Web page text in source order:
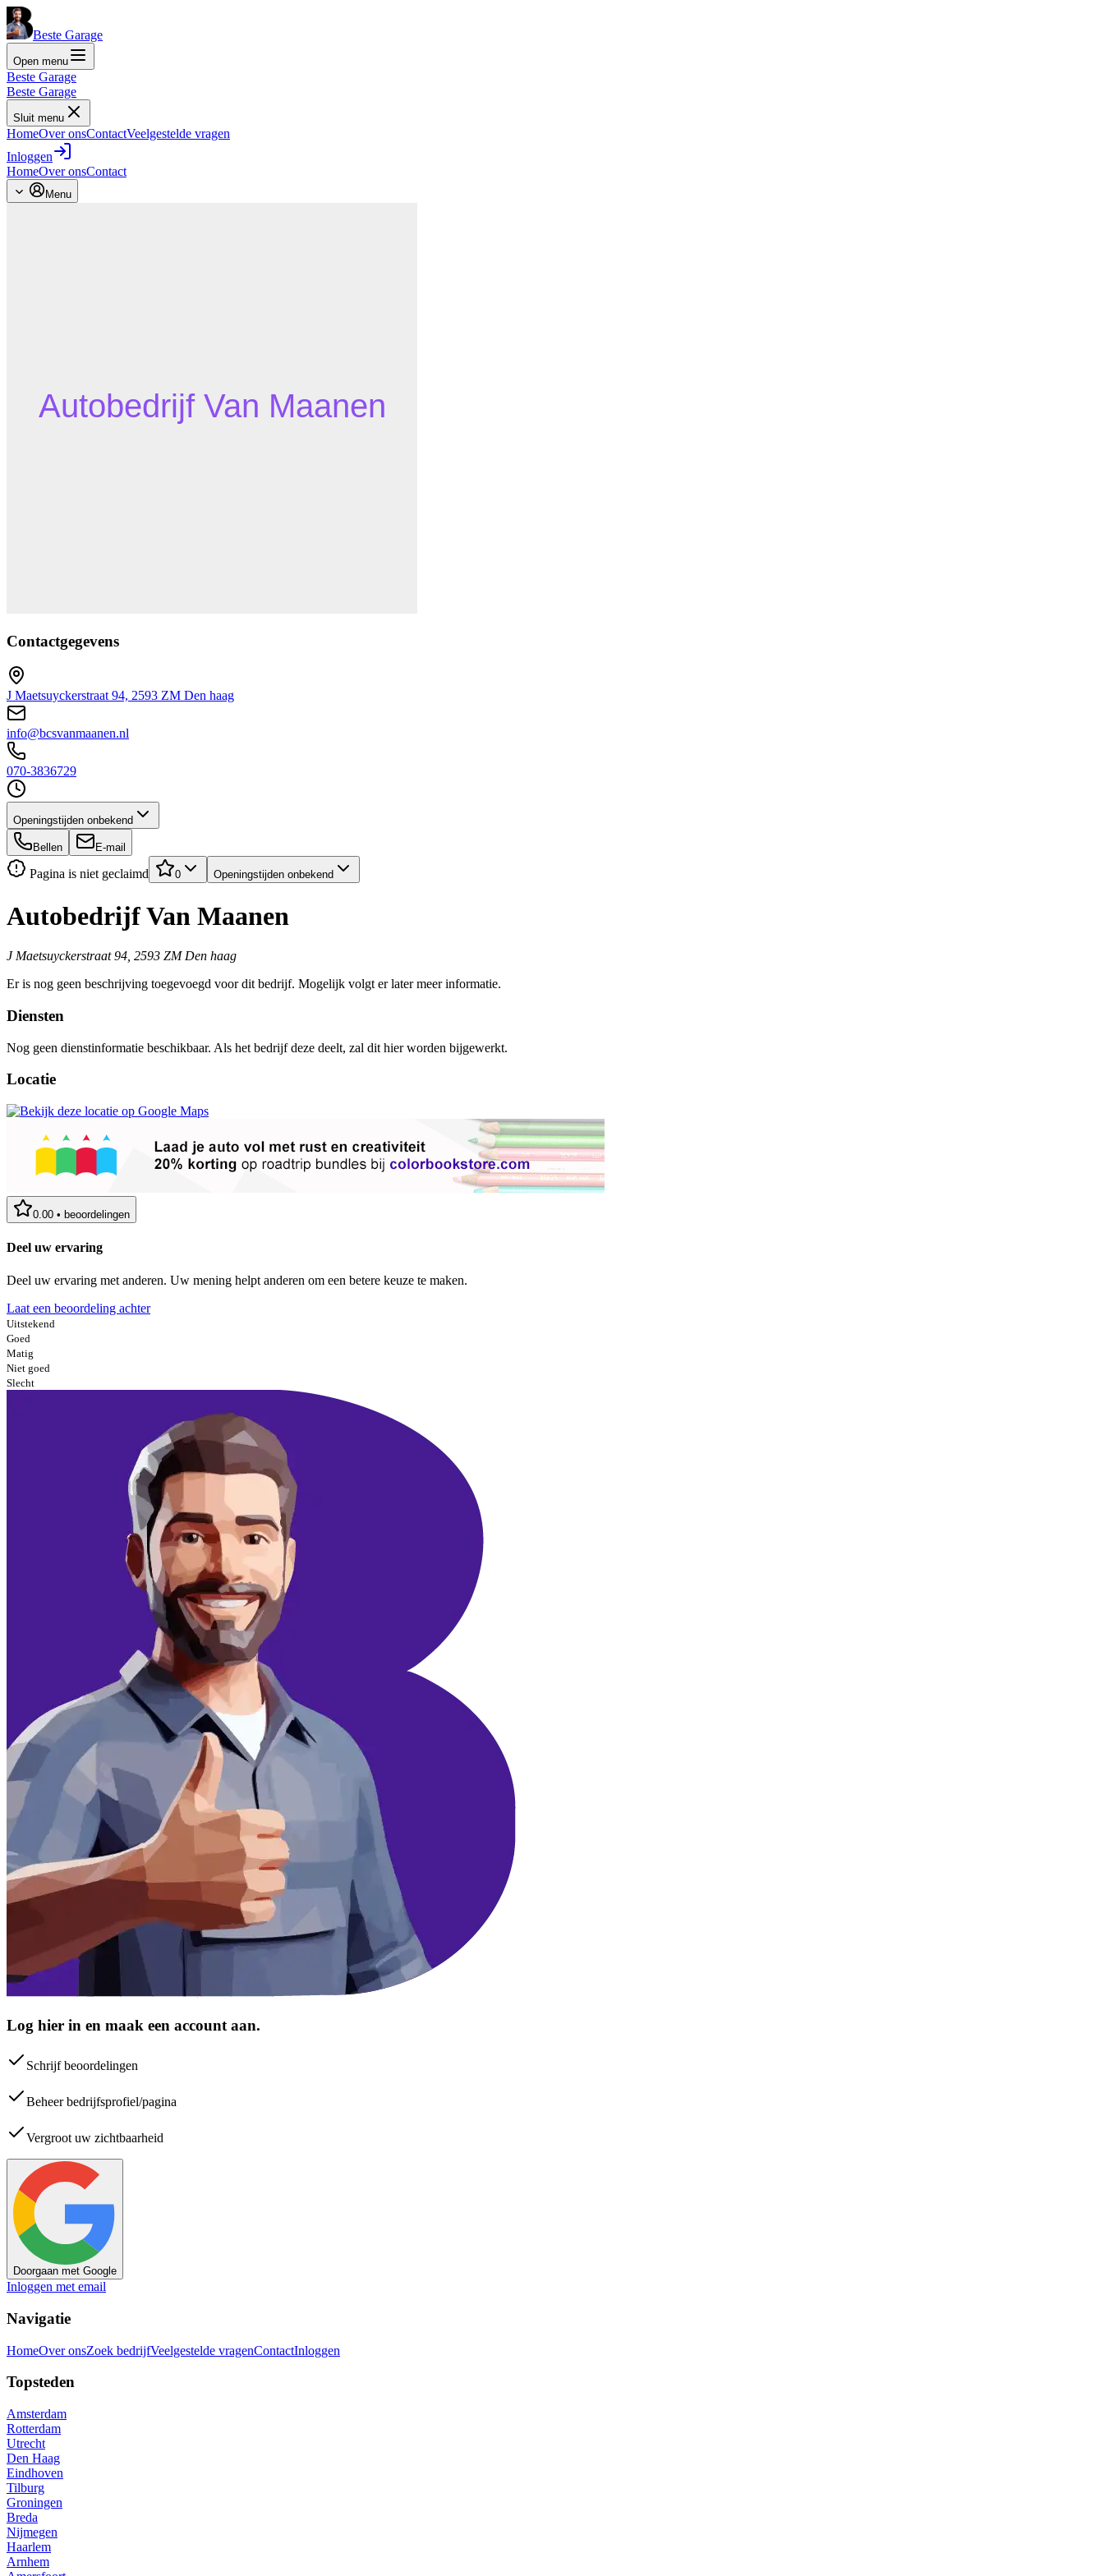
Beste Garage
Open menu
Beste Garage
Beste Garage
Sluit menu
HomeOver onsContactVeelgestelde vragen
Inloggen
HomeOver onsContact
Menu
Contactgegevens
J Maetsuyckerstraat 94, 2593 ZM Den haag
info@bcsvanmaanen.nl
070-3836729
Openingstijden onbekend
Bellen E-mail
Pagina is niet geclaimd 0 Openingstijden onbekend
Autobedrijf Van Maanen
J Maetsuyckerstraat 94, 2593 ZM Den haag
Er is nog geen beschrijving toegevoegd voor dit bedrijf. Mogelijk volgt er later meer informatie.
Diensten
Nog geen dienstinformatie beschikbaar. Als het bedrijf deze deelt, zal dit hier worden bijgewerkt.
Locatie
0.00 • beoordelingen
Deel uw ervaring
Deel uw ervaring met anderen. Uw mening helpt anderen om een betere keuze te maken.
Laat een beoordeling achter
Uitstekend
Goed
Matig
Niet goed
Slecht
Log hier in en maak een account aan.
Schrijf beoordelingen
Beheer bedrijfsprofiel/pagina
Vergroot uw zichtbaarheid
Doorgaan met Google
Inloggen met email
Navigatie
HomeOver onsZoek bedrijfVeelgestelde vragenContactInloggen
Topsteden
Amsterdam
Rotterdam
Utrecht
Den Haag
Eindhoven
Tilburg
Groningen
Breda
Nijmegen
Haarlem
Arnhem